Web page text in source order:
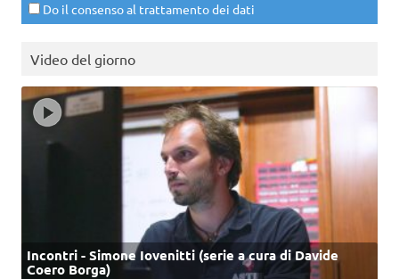
Do il consenso al trattamento dei dati
Video del giorno
Incontri - Simone Iovenitti (serie a cura di Davide
Coero Borga)